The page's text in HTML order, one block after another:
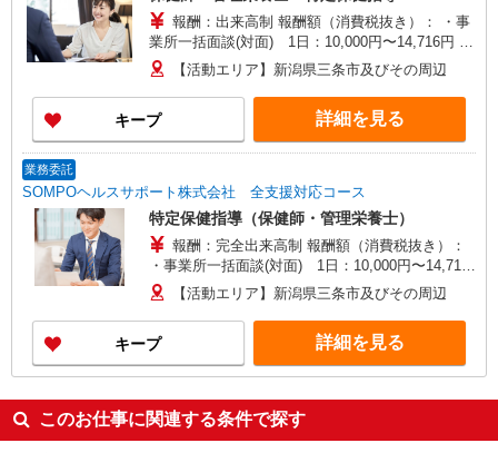
報酬：出来高制 報酬額（消費税抜き）： ・事
業所一括面談(対面) 1日：10,000円〜14,716円 ・
個別訪問(対面) 1件：4,286円〜5,239円 ・遠隔面
談 1件：1,500〜1,691円 ・電話支援 1件：
1,000円〜1,429円 ・ICTメール支援 1件：500円
※上記金額に消費税を加えた金額をお支払いいた
します ※交通費・電話代は弊社負担。その他、支
【活動エリア】新潟県三条市及びその周辺
キープ 詳細を見る
業務委託
SOMPOヘルスサポート株式会社 全支援対応コース
特定保健指導（保健師・管理栄養士）
報酬：完全出来高制 報酬額（消費税抜き）：
・事業所一括面談(対面) 1日：10,000円〜14,716
円 ・個別訪問(対面) 1件：4,286円〜5,239円 ・
遠隔面談 1件：1500〜1691円 ・電話支援 1
件：1,000円〜1,429円 ・メール支援 1件：500円
※上記金額に消費税を加えた金額をお支払いいた
します ※交通費・電話代は弊社負担。その他、支
【活動エリア】新潟県三条市及びその周辺
キープ 詳細を見る
このお仕事に関連する条件で探す